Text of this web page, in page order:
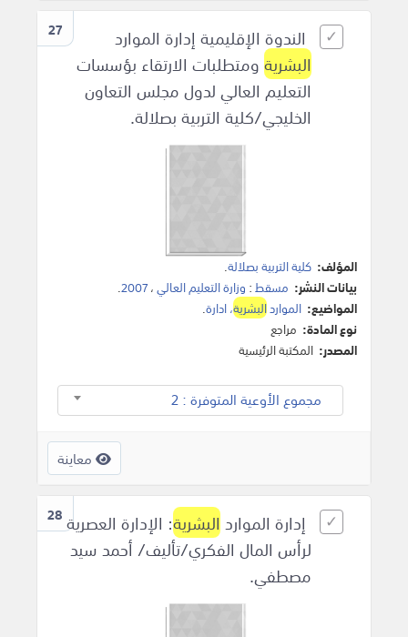
27
الندوة الإقليمية إدارة الموارد
البشريةومتطلبات الارتقاء بؤسسات
التعليم العالي لدول مجلس التعاون
الخليجي/كلية التربية بصلالة.
المؤلف: كلية التربية بصلالة.
بيانات النشر: مسقط: وزارة التعليم العالي،2007
.
المواضيع: المواردالبشرية، ادارة.
نوع المادة: مراجع
المصدر: المكتبة الرئيسية
مجموع الأوعية المتوفرة : 2
معاينة
28 إدارة المواردالبشرية: الإدارة العصرية
لرأس المال الفكري/تأليف/ أحمد سيد
مصطفي.